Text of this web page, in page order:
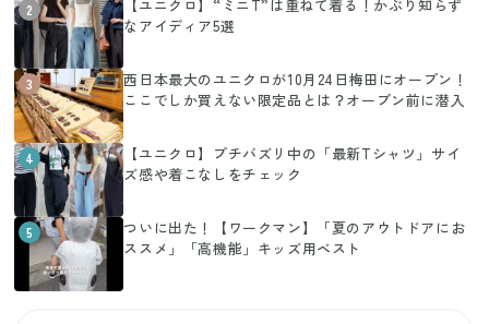
2
【ユニクロ】“ミニT”は重ねて着る！かぶり知らず
なアイディア5選
3
西日本最大のユニクロが10月24日梅田にオープン！
ここでしか買えない限定品とは？オープン前に潜入
4
【ユニクロ】プチバズリ中の「最新Tシャツ」サイ
ズ感や着こなしをチェック
5
ついに出た！【ワークマン】「夏のアウトドアにお
ススメ」「高機能」キッズ用ベスト